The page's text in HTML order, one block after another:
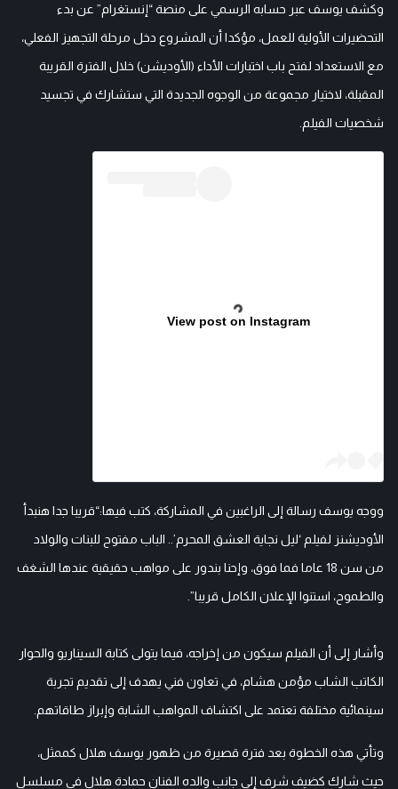
وكشف يوسف عبر حسابه الرسمي على منصة “إنستغرام” عن بدء
التحضيرات الأولية للعمل، مؤكدا أن المشروع دخل مرحلة التجهيز الفعلي،
مع الاستعداد لفتح باب اختبارات الأداء (الأوديشن) خلال الفترة القريبة
المقبلة، لاختيار مجموعة من الوجوه الجديدة التي ستشارك في تجسيد
شخصيات الفيلم.
View post on Instagram
ووجه يوسف رسالة إلى الراغبين في المشاركة، كتب فيها:“قريبا جدا هنبدأ
الأوديشنز لفيلم ‘ليل نجاية العشق المحرم’.. الباب مفتوح للبنات والولاد
من سن 18 عاما فما فوق، وإحنا بندور على مواهب حقيقية عندها الشغف
والطموح، استنوا الإعلان الكامل قريبا”.
وأشار إلى أن الفيلم سيكون من إخراجه، فيما يتولى كتابة السيناريو والحوار
الكاتب الشاب مؤمن هشام، في تعاون فني يهدف إلى تقديم تجربة
سينمائية مختلفة تعتمد على اكتشاف المواهب الشابة وإبراز طاقاتهم.
وتأتي هذه الخطوة بعد فترة قصيرة من ظهور يوسف هلال كممثل،
حيث شارك كضيف شرف إلى جانب والده الفنان حمادة هلال في مسلسل